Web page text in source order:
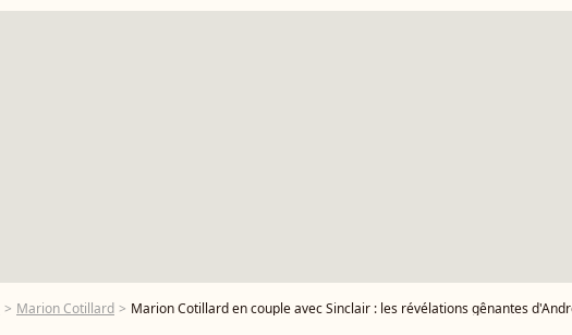
Marion Cotillard Marion Cotillard en couple avec Sinclair : les révélations gênantes